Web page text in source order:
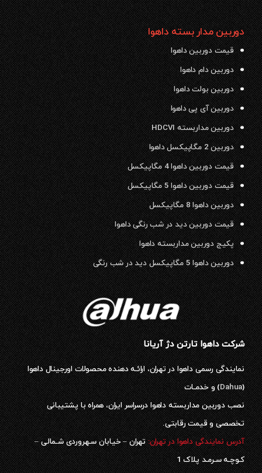
دوربین مدار بسته داهوا
قیمت دوربین داهوا
دوربین دام داهوا
دوربین بولت داهوا
دوربین آی پی داهوا
دوربین مداربسته HDCVI
دوربین 2 مگاپیکسل داهوا
قیمت دوربین داهوا 4 مگاپیکسل
قیمت دوربین داهوا 5 مگاپیکسل
دوربین داهوا 8 مگاپیکسل
قیمت دوربین دید در شب رنگی داهوا
پکیج دوربین مداربسته داهوا
دوربین داهوا 5 مگاپیکسل دید در شب رنگی
شرکت داهوا تارتن دژ آریانا
نمایندگی رسمی داهوا در تهران، ارائـه دهنده محصولات اورجینال داهوا
(
Dahua) و خدمـات
نصب دوربین مداربسته داهوا درسراسر ایران، همراه با پشتیبانی
تخصصی و قیمت رقابتی.
آدرس نمایندگی داهوا در تهران:تهران – خیابان سـهروردی شـمالی –
کـوچـه سـرمـد پلاک 1